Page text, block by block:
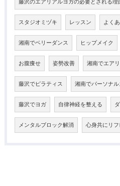
藤沢のエアリアルヨガの必要とされる理
スタジオミヅキ レッスン よく
湘南でベリーダンス ヒップメイク
お腹痩せ 姿勢改善 湘南でエア
藤沢でピラティス 湘南でパーソナル
藤沢でヨガ 自律神経を整える
メンタルブロック解消 心身共にリフ